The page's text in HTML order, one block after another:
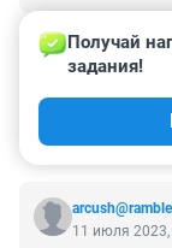
Гость
А почему?
Получай
задания!
11 июля